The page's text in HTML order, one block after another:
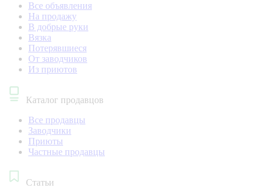
Все объявления
На продажу
В добрые руки
Вязка
Потерявшиеся
От заводчиков
Из приютов
Каталог продавцов
Все продавцы
Заводчики
Приюты
Частные продавцы
Статьи